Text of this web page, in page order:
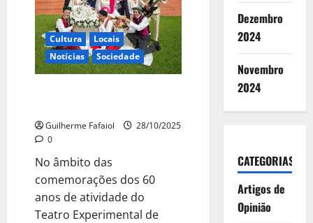
Cultura
Locais
Notícias
Sociedade
Guilherme Fafaiol
28/10/2025
0
No âmbito das
comemorações dos 60
anos de atividade do
Teatro Experimental de
Dezembro
2024
Novembro
2024
CATEGORIAS
Artigos de
Opinião